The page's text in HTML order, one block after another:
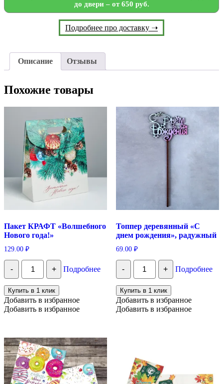
до двери – от 650 руб.
Подробнее про доставку ➝
Описание Отзывы
Похожие товары
Пакет КРАФТ «Волшебного
Нового года!»
129.00 ₽
-
Количество
Пакет
КРАФТ
«Волшебного
Нового
года!»
+ Подробнее
Купить в 1 клик
Добавить в избранное
Добавить в избранное
Топпер деревянный «С
днем рождения», радужный
69.00 ₽
-
Количество
Топпер
деревянный
"С
днем
рождения",
радужный
+ Подробнее
Купить в 1 клик
Добавить в избранное
Добавить в избранное